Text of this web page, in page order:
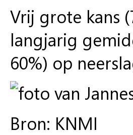
Vrij grote kans
langjarig
60%) op
Bron: KNMI